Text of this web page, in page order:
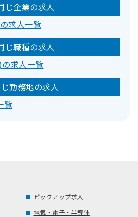
じ企業の求人
求人一覧
じ職種の求人
求人一覧
勤務地の求人
覧
ピックアップ求人
電気・電子・半導体